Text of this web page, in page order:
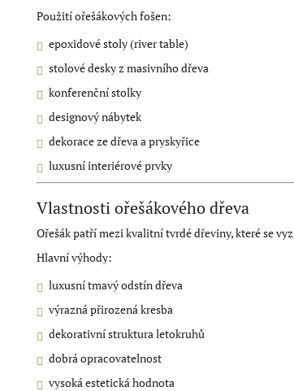
Použití ořešákových fošen:
epoxidové stoly (river table)
stolové desky z masivního dřeva
konferenční stolky
designový nábytek
dekorace ze dřeva a pryskyřice
luxusní interiérové prvky
Vlastnosti ořešákového dřeva
Ořešák patří mezi kvalitní tvrdé dřeviny, které se
Hlavní výhody:
luxusní tmavý odstín dřeva
výrazná přirozená kresba
dekorativní struktura letokruhů
dobrá opracovatelnost
vysoká estetická hodnota